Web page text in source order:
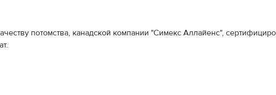
потомства, канадской компании "Симекс Аллайенс",